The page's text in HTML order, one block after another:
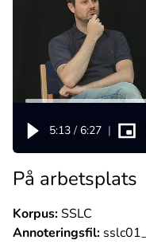
5:13 / 6:27 |
På arbetsplats
Korpus:SSLC
Annoteringsfil: